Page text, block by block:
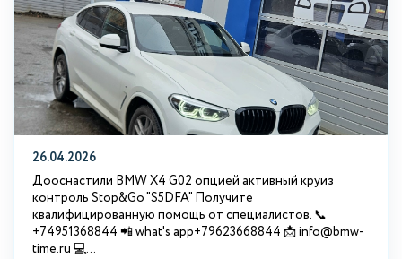
26.04.2026
Дооснастили BMW X4 G02 опцией активный круиз
контроль Stop&Go "S5DFA" Получите
квалифицированную помощь от специалистов. 📞
+74951368844 📲 what's app+79623668844 📩 info@bmw-
time.ru 💻...